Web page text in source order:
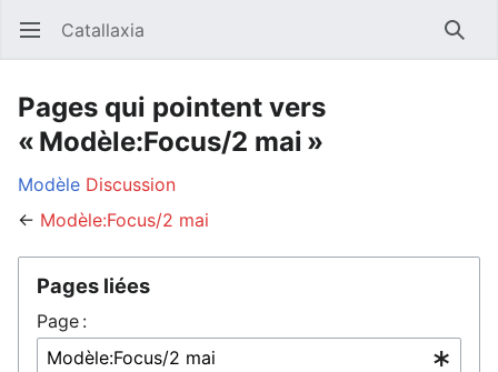
Ouvrir le menu principal Catallaxia
Pages qui pointent vers
« Modèle:Focus/2 mai »
Modèle Discussion
← Modèle:Focus/2 mai
Pages liées
Page :